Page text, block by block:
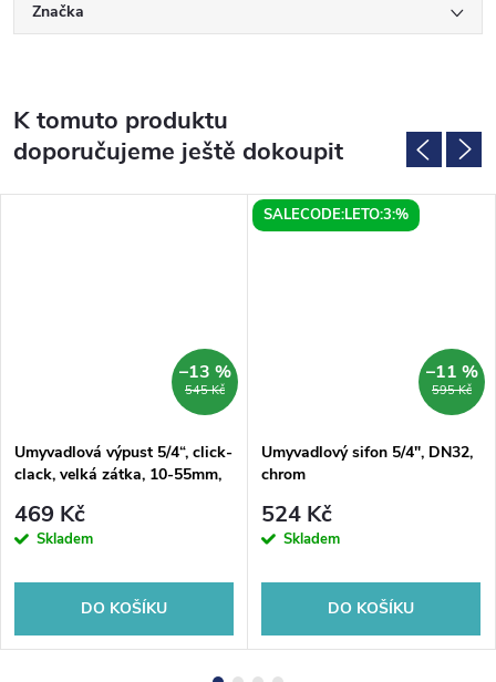
Značka
K tomuto produktu
doporučujeme ještě dokoupit
545 Kč
–13 %
Umyvadlová výpust 5/4“, click-
clack, velká zátka, 10-55mm,
469 Kč
Skladem
DO KOŠÍKU
SALECODE:LETO:3:%
595 Kč
–11 %
Umyvadlový sifon 5/4", DN32,
chrom
524 Kč
Skladem
DO KOŠÍKU